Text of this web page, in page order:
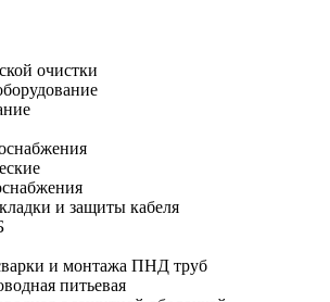
очистки
и защиты кабеля
и монтажа ПНД труб
питьевая